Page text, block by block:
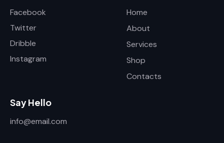
Facebook
Twitter
Dribble
Instagram
Home
About
Services
Shop
Contacts
Say Hello
info@email.com